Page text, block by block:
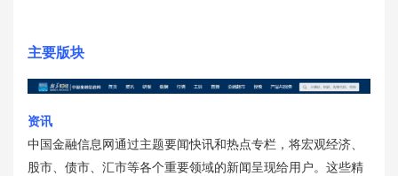
主要版块
资讯
中国金融信息网通过主题要闻快讯和热点专栏，将宏观经济、
股市、债市、汇市等各个重要领域的新闻呈现给用户。这些精